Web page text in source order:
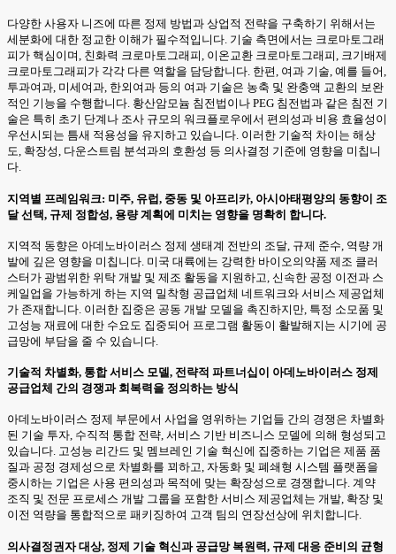
다양한 사용자 니즈에 따른 정제 방법과 상업적 전략을 구축하기 위해서는
세분화에 대한 정교한 이해가 필수적입니다. 기술 측면에서는 크로마토그래
피가 핵심이며, 친화력 크로마토그래피, 이온교환 크로마토그래피, 크기배제
크로마토그래피가 각각 다른 역할을 담당합니다. 한편, 여과 기술, 예를 들어,
투과여과, 미세여과, 한외여과 등의 여과 기술은 농축 및 완충액 교환의 보완
적인 기능을 수행합니다. 황산암모늄 침전법이나 PEG 침전법과 같은 침전 기
술은 특히 초기 단계나 조사 규모의 워크플로우에서 편의성과 비용 효율성이
우선시되는 틈새 적용성을 유지하고 있습니다. 이러한 기술적 차이는 해상
도, 확장성, 다운스트림 분석과의 호환성 등 의사결정 기준에 영향을 미칩니
다.
지역별 프레임워크: 미주, 유럽, 중동 및 아프리카, 아시아태평양의 동향이 조
달 선택, 규제 정합성, 용량 계획에 미치는 영향을 명확히 합니다.
지역적 동향은 아데노바이러스 정제 생태계 전반의 조달, 규제 준수, 역량 개
발에 깊은 영향을 미칩니다. 미국 대륙에는 강력한 바이오의약품 제조 클러
스터가 광범위한 위탁 개발 및 제조 활동을 지원하고, 신속한 공정 이전과 스
케일업을 가능하게 하는 지역 밀착형 공급업체 네트워크와 서비스 제공업체
가 존재합니다. 이러한 집중은 공동 개발 모델을 촉진하지만, 특정 소모품 및
고성능 재료에 대한 수요도 집중되어 프로그램 활동이 활발해지는 시기에 공
급망에 부담을 줄 수 있습니다.
기술적 차별화, 통합 서비스 모델, 전략적 파트너십이 아데노바이러스 정제
공급업체 간의 경쟁과 회복력을 정의하는 방식
아데노바이러스 정제 부문에서 사업을 영위하는 기업들 간의 경쟁은 차별화
된 기술 투자, 수직적 통합 전략, 서비스 기반 비즈니스 모델에 의해 형성되고
있습니다. 고성능 리간드 및 멤브레인 기술 혁신에 집중하는 기업은 제품 품
질과 공정 경제성으로 차별화를 꾀하고, 자동화 및 폐쇄형 시스템 플랫폼을
중시하는 기업은 사용 편의성과 목적에 맞는 확장성으로 경쟁합니다. 계약
조직 및 전문 프로세스 개발 그룹을 포함한 서비스 제공업체는 개발, 확장 및
이전 역량을 통합적으로 패키징하여 고객 팀의 연장선상에 위치합니다.
의사결정권자 대상, 정제 기술 혁신과 공급망 복원력, 규제 대응 준비의 균형